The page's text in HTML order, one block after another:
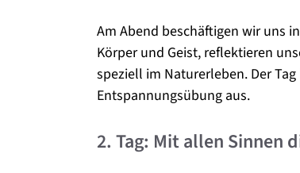
Am Abend beschäftigen wir uns
Körper und Geist, reflektieren
speziell im Naturerleben. Der
Entspannungsübung aus.
2. Tag: Mit allen Sinnen